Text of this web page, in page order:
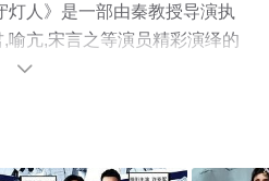
人》是一部由秦教授导演执
喻亢,宋言之等演员精彩演绎的
情已揭晓（第24集已完结），
瓣电视剧、电视猫或剧情网
